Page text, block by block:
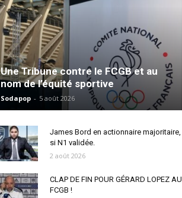
Une Tribune contre le FCGB et au
nom de l’équité sportive
Sodapop - 5 août 2026
James Bord en actionnaire majoritaire,
si N1 validée.
2 août 2026
CLAP DE FIN POUR GÉRARD LOPEZ AU
FCGB !